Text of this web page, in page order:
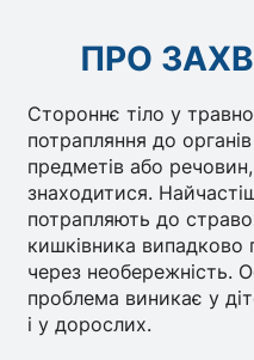
ПРО
Стороннє тіло у
потрапляння до
предметів або
знаходитися.
потрапляють до
кишківника випадково
через необережність.
проблема виникає у
і у дорослих.